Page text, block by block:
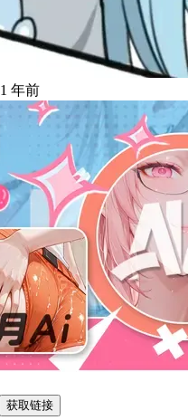
1 年前
获取链接